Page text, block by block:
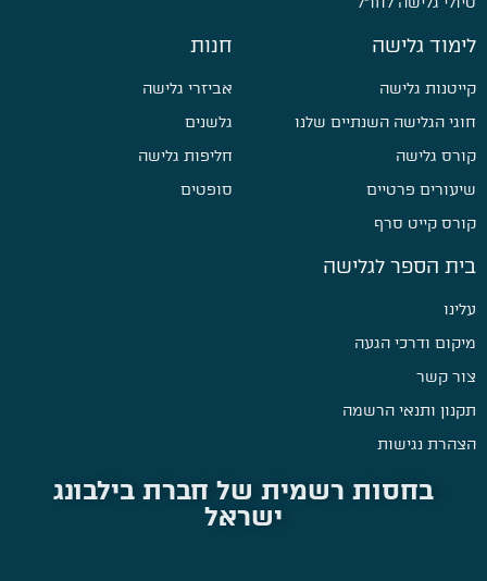
לימוד גלישה
קייטנות גלישה
חוגי הגלישה השנתיים שלנו
קורס גלישה
שיעורים פרטיים
קורס קייט סרף
חנות
אביזרי גלישה
גלשנים
חליפות גלישה
סופטים
בית הספר לגלישה
עלינו
מיקום ודרכי הגעה
צור קשר
תקנון ותנאי הרשמה
הצהרת נגישות
בחסות רשמית של חברת בילבונג
ישראל